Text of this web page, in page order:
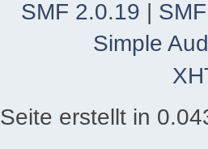
SMF 2.0.19 |
Simple
Seite erstellt in